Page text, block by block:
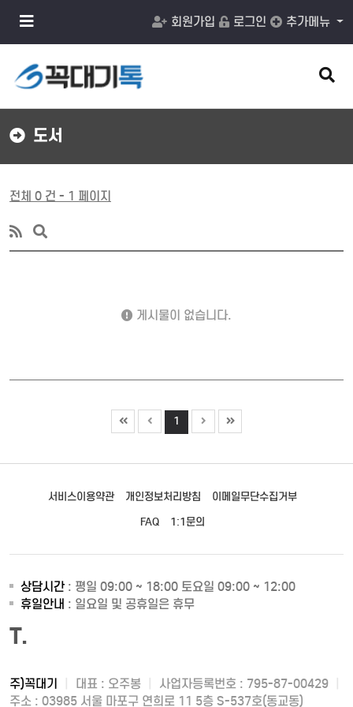
메
튼
회원가입 로그인 추가메뉴
검
색
버
도서
전체 0 건 - 1 페이지
게시물이 없습니다.
1
서비스이용약관 개인정보처리방침
이메일무단수집거부
FAQ
1:1문의
상담시간: 평일 09:00 ~ 18:00 토요일 09:00 ~ 12:00
휴일안내 : 일요일 및 공휴일은 휴무
T.
주)꼭대기 대표 : 오주봉 사업자등록번호 : 795-87-00429
주소 : 03985 서울 마포구 연희로 11 5층 S-537호(동교동)